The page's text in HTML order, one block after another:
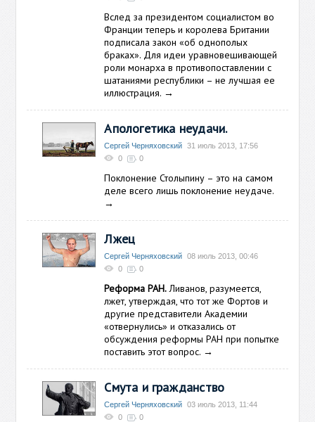
Вслед за президентом социалистом во
Франции теперь и королева Британии
подписала закон «об однополых
браках». Для идеи уравновешивающей
роли монарха в противопоставлении с
шатаниями республики – не лучшая ее
иллюстрация. →
Апологетика неудачи.
Сергей Черняховский
31 июль 2013, 17:56
0
0
Поклонение Столыпину – это на самом
деле всего лишь поклонение неудаче.
→
Лжец
Сергей Черняховский
08 июль 2013, 00:46
0
0
Реформа РАН.Ливанов, разумеется,
лжет, утверждая, что тот же Фортов и
другие представители Академии
«отвернулись» и отказались от
обсуждения реформы РАН при попытке
поставить этот вопрос. →
Смута и гражданство
Сергей Черняховский
03 июль 2013, 11:44
0
0